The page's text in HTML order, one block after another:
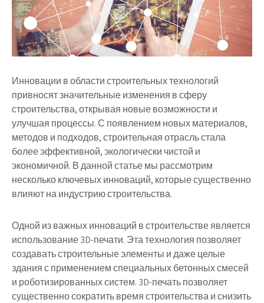
Инновации в области строительных технологий
привносят значительные изменения в сферу
строительства, открывая новые возможности и
улучшая процессы. С появлением новых материалов,
методов и подходов, строительная отрасль стала
более эффективной, экологически чистой и
экономичной. В данной статье мы рассмотрим
несколько ключевых инноваций, которые существенно
влияют на индустрию строительства.
Одной из важных инноваций в строительстве является
использование 3D-печати. Эта технология позволяет
создавать строительные элементы и даже целые
здания с применением специальных бетонных смесей
и роботизированных систем. 3D-печать позволяет
существенно сократить время строительства и снизить